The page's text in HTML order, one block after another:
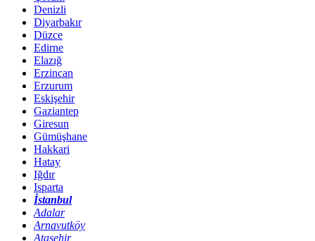
Denizli
Diyarbakır
Düzce
Edirne
Elazığ
Erzincan
Erzurum
Eskişehir
Gaziantep
Giresun
Gümüşhane
Hakkari
Hatay
Iğdır
Isparta
İstanbul
Adalar
Arnavutköy
Ataşehir